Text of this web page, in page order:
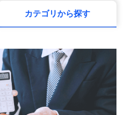
www.metlife.co.jp/)
(https://kailash.co.jp/)
社 (https://www.i-
カテゴリから探す